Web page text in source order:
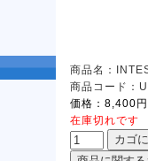
商品名：
商品コード：
価格：8,400円
在庫切れです